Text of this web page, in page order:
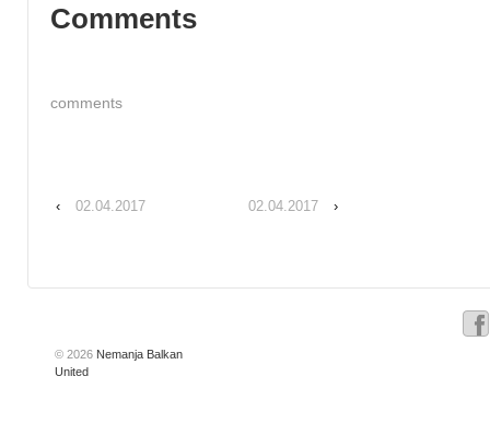
Comments
comments
‹ 02.04.2017 02.04.2017 ›
© 2026 Nemanja Balkan
United